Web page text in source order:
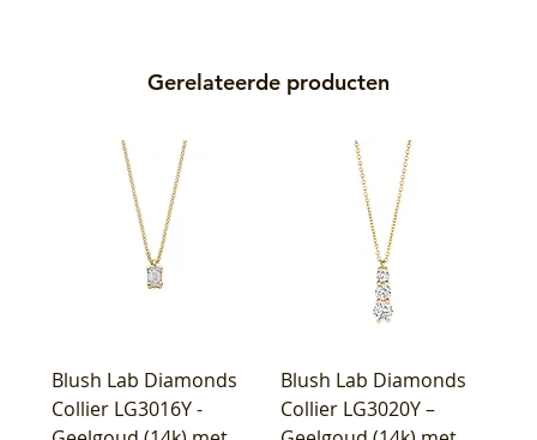
Gerelateerde producten
Blush Lab Diamonds
Collier LG3016Y -
Blush Lab Diamonds
Collier LG3020Y –